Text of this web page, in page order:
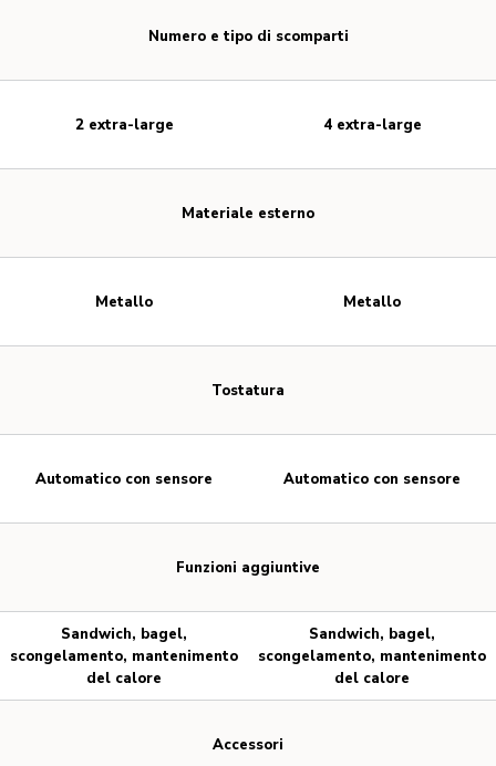
Numero e tipo di scomparti
Materiale esterno
Tostatura
Funzioni aggiuntive
Accessori
2 extra-large
Metallo
Automatico con sensore
Sandwich, bagel,
scongelamento, mantenimento
del calore
4 extra-large
Metallo
Automatico con sensore
Sandwich, bagel,
scongelamento, mantenimento
del calore